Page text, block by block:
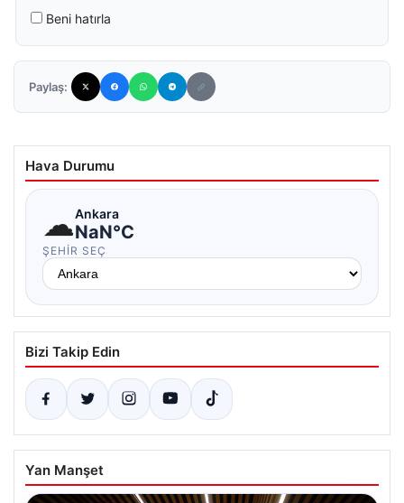
Beni hatırla
Paylaş:
Hava Durumu
☁Ankara
NaN°C
ŞEHIR SEÇ
Bizi Takip Edin
Yan Manşet